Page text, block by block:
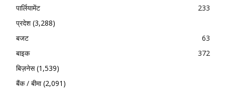
पार्लियामेंट
233
प्रदेश(3,288)
बजट
63
बाइक
372
बिज़नेस(1,539)
बैंक / बीमा(2,091)